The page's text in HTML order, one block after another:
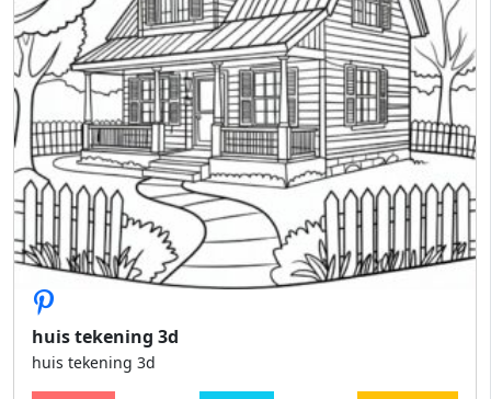
huis tekening 3d
huis tekening 3d